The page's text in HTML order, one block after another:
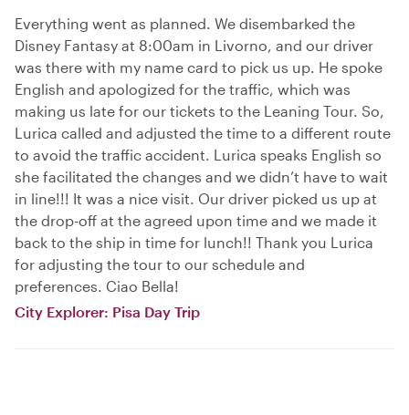
Everything went as planned. We disembarked the
Disney Fantasy at 8:00am in Livorno, and our driver
was there with my name card to pick us up. He spoke
English and apologized for the traffic, which was
making us late for our tickets to the Leaning Tour. So,
Lurica called and adjusted the time to a different route
to avoid the traffic accident. Lurica speaks English so
she facilitated the changes and we didn’t have to wait
in line!!! It was a nice visit. Our driver picked us up at
the drop-off at the agreed upon time and we made it
back to the ship in time for lunch!! Thank you Lurica
for adjusting the tour to our schedule and
preferences. Ciao Bella!
City Explorer: Pisa Day Trip